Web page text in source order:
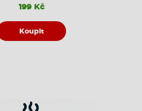
199 Kč
Koupit